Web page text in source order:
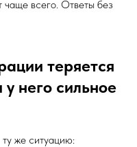
чаще всего. Ответы без
теряется
него сильное
ту же ситуацию: